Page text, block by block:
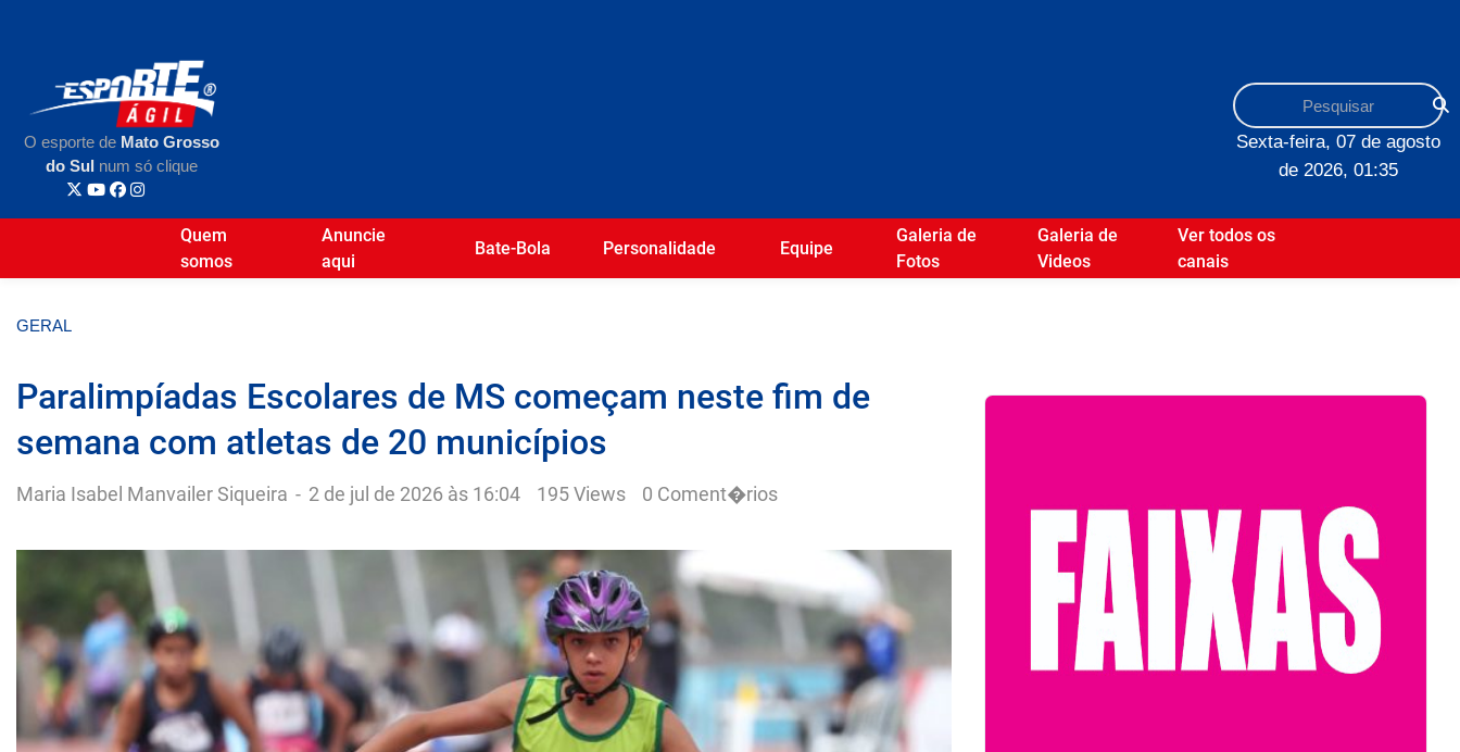
O esporte de Mato Grosso
do Sul num só clique
Sexta-feira, 07 de agosto
de 2026, 01:35
Quem
somos
Anuncie
aqui
Bate-Bola Personalidade Equipe
Galeria de
Fotos
Galeria de
Videos
Ver todos os
canais
GERAL
Paralimpíadas Escolares de MS começam neste fim de
semana com atletas de 20 municípios
Maria Isabel Manvailer Siqueira - 2 de jul de 2026 às 16:04 195 Views 0 Coment�rios